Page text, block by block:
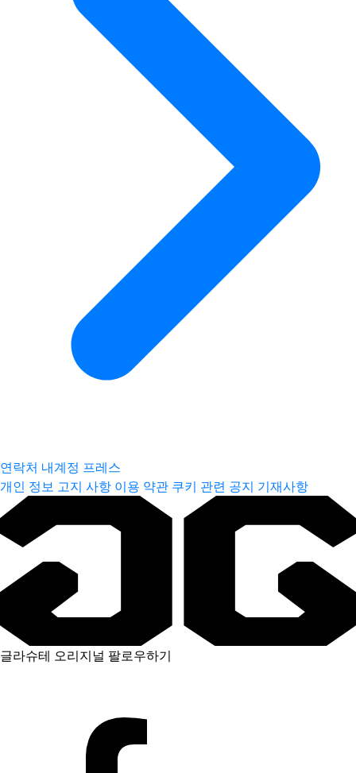
연락처 내계정 프레스
개인 정보 고지 사항 이용 약관 쿠키 관련 공지 기재사항
글라슈테 오리지널 팔로우하기